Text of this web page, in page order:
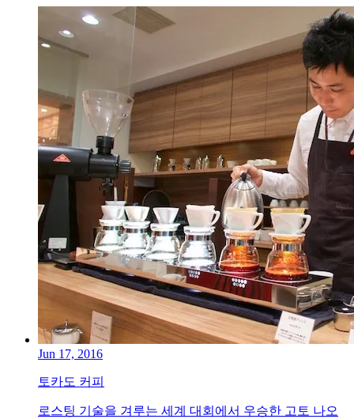
Jun 17, 2016
토카도 커피
로스팅 기술을 겨루는 세계 대회에서 우승한 고토 나오